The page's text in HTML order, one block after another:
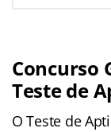
Concurso
Teste de
O Teste de